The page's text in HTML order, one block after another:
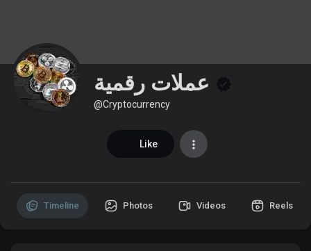
My Blogs
@Cryptocurrency
Like
Timeline Photos Videos Reels